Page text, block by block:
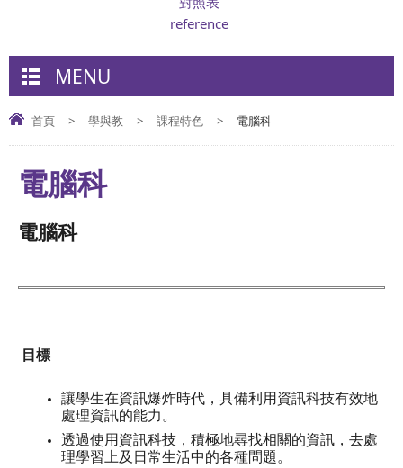
reference
MENU
首頁 > 學與教 > 課程特色 > 電腦科
電腦科
電腦科
目標
讓學生在資訊爆炸時代，具備利用資訊科技有效地
處理資訊的能力。
透過使用資訊科技，積極地尋找相關的資訊，去處
理學習上及日常生活中的各種問題。